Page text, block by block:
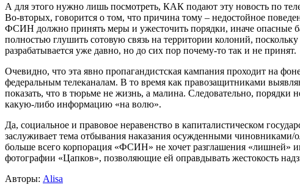
А для этого нужно лишь посмотреть, КАК подают эту новость по
Во-вторых, говорится о том, что причина тому – недостойное
ФСИН должно принять меры и ужесточить порядки, иначе опасные
полностью глушить сотовую связь на территории колоний,
разрабатывается уже давно, но до сих пор почему-то так и не принят.
Очевидно, что эта явно пропагандистская кампания проходит на
федеральным телеканалам. В то время как правозащитниками
показать, что в тюрьме не жизнь, а малина. Следовательно,
какую-либо информацию «на волю».
Да, социальное и правовое неравенство в капиталистическом
заслуживает тема отбывания наказания осужденными
больше всего корпорация «ФСИН» не хочет разглашения «лишней»
фотографии «Цапков», позволяющие ей оправдывать жестокость
Авторы: Alisa